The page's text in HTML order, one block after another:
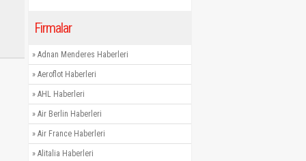
Firmalar
» Adnan Menderes Haberleri
» Aeroflot Haberleri
» AHL Haberleri
» Air Berlin Haberleri
» Air France Haberleri
» Alitalia Haberleri